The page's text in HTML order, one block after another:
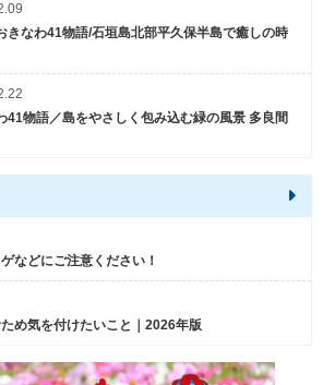
きなわ41物語/石垣島北部平久保半島で癒しの時
41物語／島をやさしく包み込む緑の風景 多良間
などにご注意ください！
め気を付けたいこと｜2026年版